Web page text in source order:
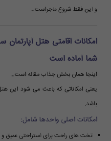
و این فقط شروع ماجراست…
امکانات اقامتی هتل
شما آماده است
اینجا همان بخش جذاب مقاله است…
یعنی امکاناتی که باعث می شود این
باشد.
امکانات اصلی واحدها شامل:
تخت های راحت برای استراحتی